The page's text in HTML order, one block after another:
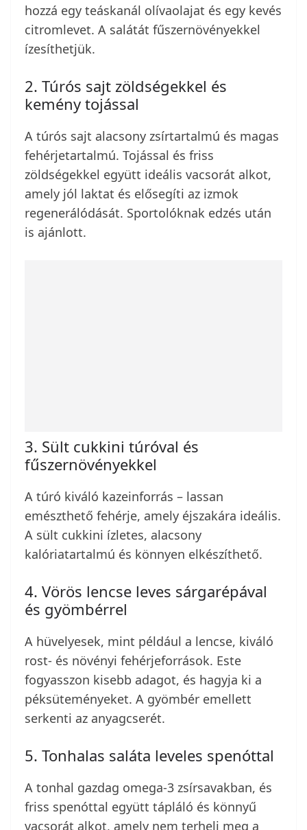
hozzá egy teáskanál olívaolajat és egy kevés
citromlevet. A salátát fűszernövényekkel
ízesíthetjük.
2. Túrós sajt zöldségekkel és
kemény tojással
A túrós sajt alacsony zsírtartalmú és magas
fehérjetartalmú. Tojással és friss
zöldségekkel együtt ideális vacsorát alkot,
amely jól laktat és elősegíti az izmok
regenerálódását. Sportolóknak edzés után
is ajánlott.
3. Sült cukkini túróval és
fűszernövényekkel
A túró kiváló kazeinforrás – lassan
emészthető fehérje, amely éjszakára ideális.
A sült cukkini ízletes, alacsony
kalóriatartalmú és könnyen elkészíthető.
4. Vörös lencse leves sárgarépával
és gyömbérrel
A hüvelyesek, mint például a lencse, kiváló
rost- és növényi fehérjeforrások. Este
fogyasszon kisebb adagot, és hagyja ki a
péksüteményeket. A gyömbér emellett
serkenti az anyagcserét.
5. Tonhalas saláta leveles spenóttal
A tonhal gazdag omega-3 zsírsavakban, és
friss spenóttal együtt tápláló és könnyű
vacsorát alkot, amely nem terheli meg a